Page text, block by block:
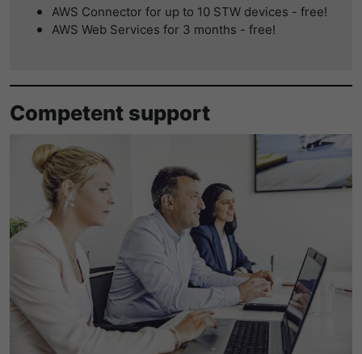
AWS Connector for up to 10 STW devices - free!
AWS Web Services for 3 months - free!
Competent support